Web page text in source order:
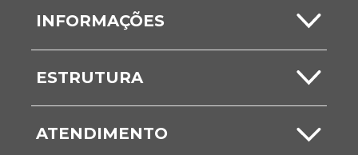
Carta de Serviços
Serviços Online
Nota Fiscal
INFORMAÇÕES
Notícias
Comunicados
ESTRUTURA
Secretarias
ATENDIMENTO